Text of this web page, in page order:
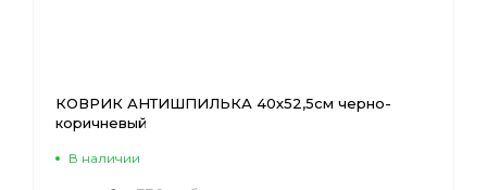
КОВРИК АНТИШПИЛЬКА 40х52,5см черно-
коричневый
В наличии